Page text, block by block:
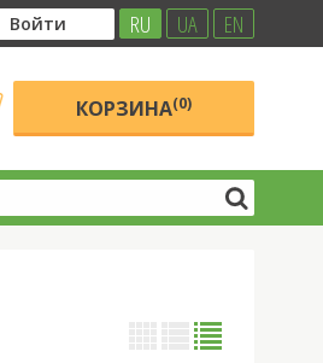
Войти RU UA EN
КОРЗИНА(0)